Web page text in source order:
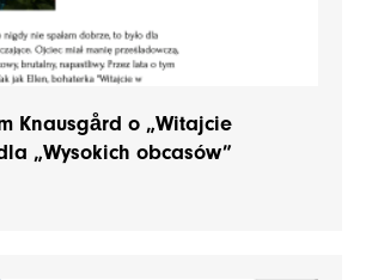
Knausgård o „Witajcie
„Wysokich obcasów”